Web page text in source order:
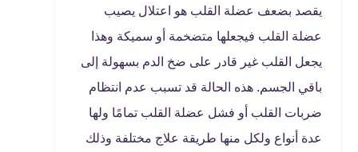
يقصد بضعف عضلة القلب هو اعتلال يصيب
عضلة القلب فيجعلها متضخمة أو سميكة وهذا
يجعل القلب غير قادر على ضخ الدم بسهولة إلى
باقي الجسم. هذه الحالة قد تسبب عدم انتظام
ضربات القلب أو فشل عضلة القلب تمامًا ولها
عدة أنواع ولكل منها طريقة علاج مختلفة وذلك